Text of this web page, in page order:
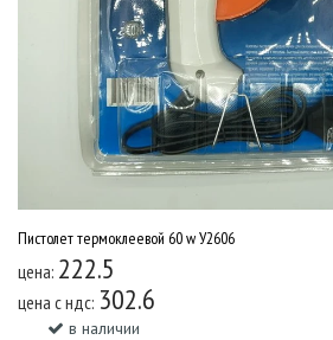
Пистолет термоклеевой 60 w У2606
цена: 222.5
цена c ндс: 302.6
в наличии